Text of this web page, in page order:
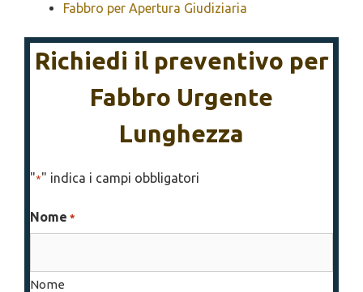
Fabbro per Apertura Giudiziaria
Richiedi il preventivo per
Fabbro Urgente
Lunghezza
"*" indica i campi obbligatori
Nome *
Nome